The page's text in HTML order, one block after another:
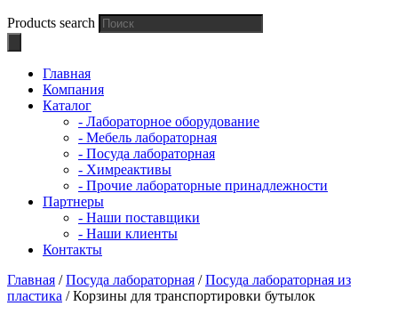
Products search
Главная
Компания
Каталог
- Лабораторное оборудование
- Мебель лабораторная
- Посуда лабораторная
- Химреактивы
- Прочие лабораторные принадлежности
Партнеры
- Наши поставщики
- Наши клиенты
Контакты
Главная /Посуда лабораторная /Посуда лабораторная из
пластика / Корзины для транспортировки бутылок